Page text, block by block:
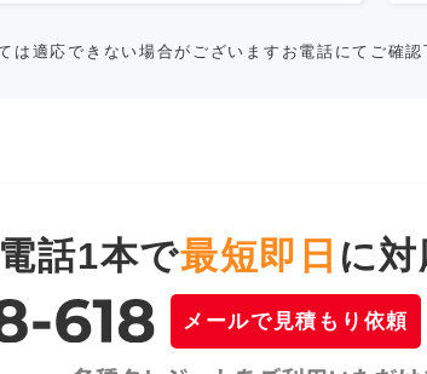
は適応できない場合がございますお電話にてご確認
話1本で最短即日 に対
メールで見積もり依頼